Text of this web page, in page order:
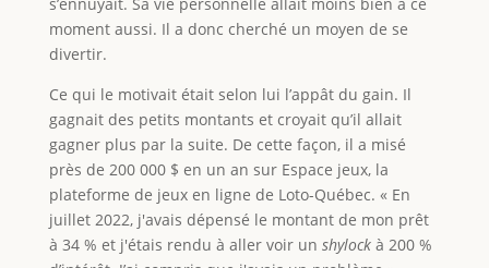
moment aussi. Il a donc cherché un moyen de se
divertir.
Ce qui le motivait était selon lui l’appât du gain. Il
gagnait des petits montants et croyait qu’il allait
gagner plus par la suite. De cette façon, il a misé
près de 200 000 $ en un an sur Espace jeux, la
plateforme de jeux en ligne de Loto-Québec. « En
juillet 2022, j'avais dépensé le montant de mon prêt
à 34 % et j'étais rendu à aller voir un shylockà 200 %